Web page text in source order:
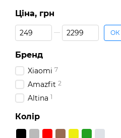
Ціна, грн
Від Ціна, грн
До Ціна, грн ОК
Бренд
Xiaomi 7
Amazfit 2
Altina 1
Колір